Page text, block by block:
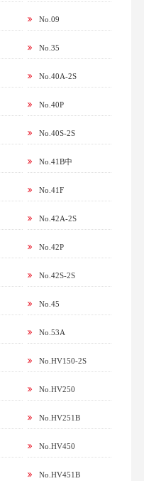
No.09
No.35
No.40A-2S
No.40P
No.40S-2S
No.41B中
No.41F
No.42A-2S
No.42P
No.42S-2S
No.45
No.53A
No.HV150-2S
No.HV250
No.HV251B
No.HV450
No.HV451B